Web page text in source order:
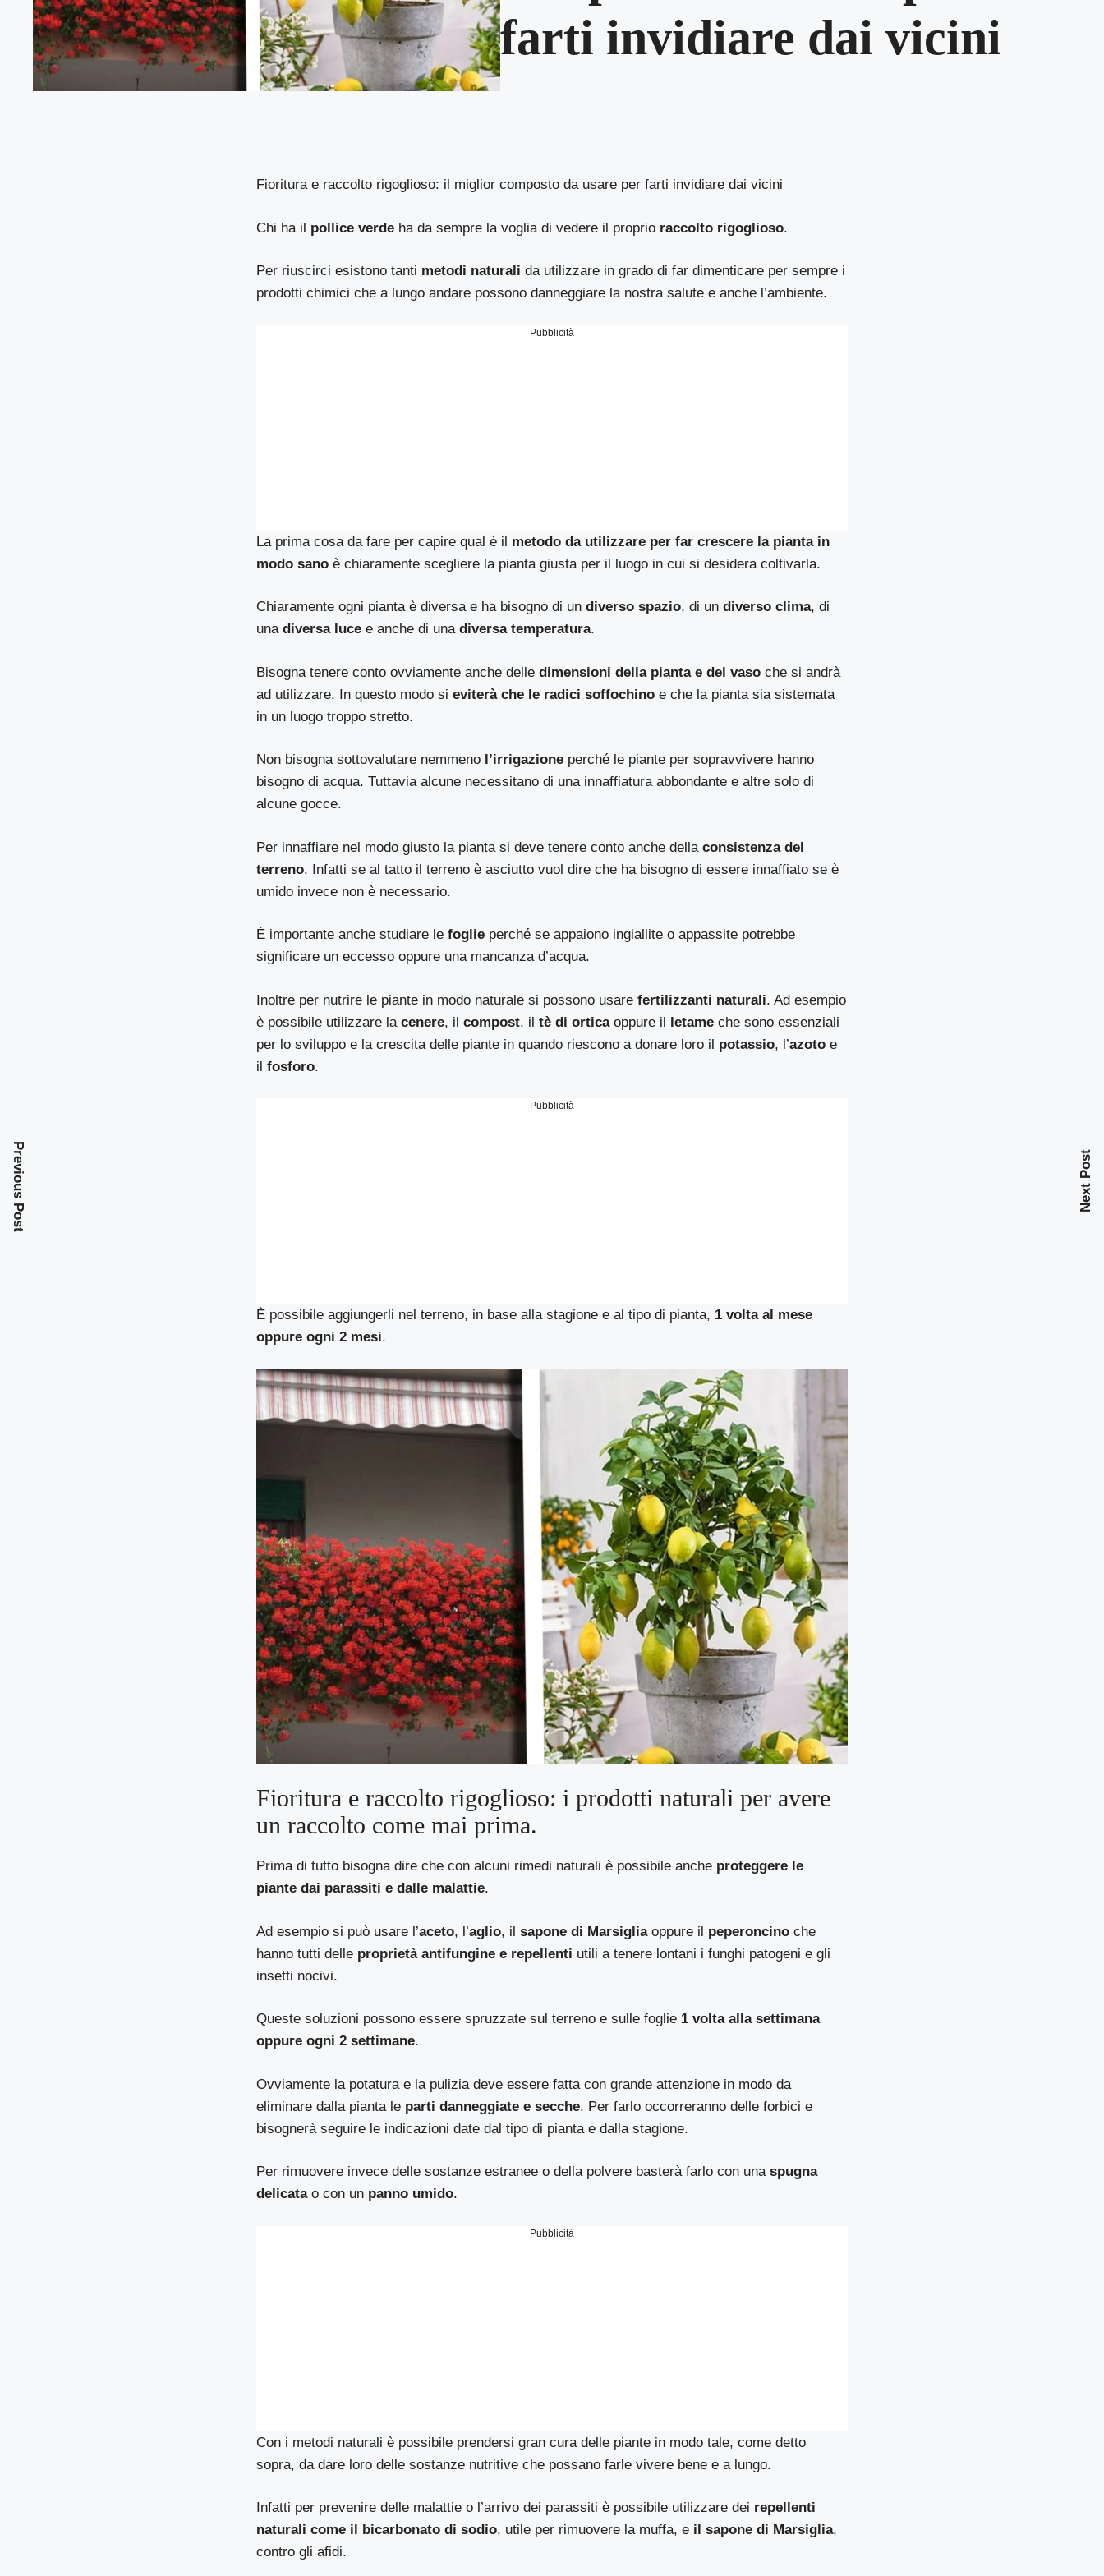
farti invidiare dai vicini
Fioritura e raccolto rigoglioso: il miglior composto da usare per farti invidiare dai vicini
Chi ha il pollice verde ha da sempre la voglia di vedere il proprio raccolto rigoglioso.
Per riuscirci esistono tanti metodi naturali da utilizzare in grado di far dimenticare per sempre i
prodotti chimici che a lungo andare possono danneggiare la nostra salute e anche l’ambiente.
Pubblicità
La prima cosa da fare per capire qual è il metodo da utilizzare per far crescere la pianta in
modo sano è chiaramente scegliere la pianta giusta per il luogo in cui si desidera coltivarla.
Chiaramente ogni pianta è diversa e ha bisogno di undiverso spazio, di un diverso clima, di
unadiversa luce e anche di unadiversa temperatura.
Bisogna tenere conto ovviamente anche delle dimensioni della pianta e del vaso che si andrà
ad utilizzare. In questo modo si eviterà che le radici soffochino e che la pianta sia sistemata
in un luogo troppo stretto.
Non bisogna sottovalutare nemmeno l’irrigazione perché le piante per sopravvivere hanno
bisogno di acqua. Tuttavia alcune necessitano di una innaffiatura abbondante e altre solo di
alcune gocce.
Per innaffiare nel modo giusto la pianta si deve tenere conto anche dellaconsistenza del
terreno. Infatti se al tatto il terreno è asciutto vuol dire che ha bisogno di essere innaffiato se è
umido invece non è necessario.
É importante anche studiare lefoglie perché se appaiono ingiallite o appassite potrebbe
significare un eccesso oppure una mancanza d’acqua.
Inoltre per nutrire le piante in modo naturale si possono usarefertilizzanti naturali. Ad esempio
è possibile utilizzare la cenere, ilcompost, il tè di orticaoppure il letame che sono essenziali
per lo sviluppo e la crescita delle piante in quando riescono a donare loro il potassio, l’azoto e
il fosforo.
Pubblicità
È possibile aggiungerli nel terreno, in base alla stagione e al tipo di pianta, 1 volta al mese
oppure ogni 2 mesi.
Fioritura e raccolto rigoglioso: i prodotti naturali per avere
un raccolto come mai prima.
Prima di tutto bisogna dire che con alcuni rimedi naturali è possibile anche proteggere le
piante dai parassiti e dalle malattie.
Ad esempio si può usare l’aceto, l’aglio, il sapone di Marsigliaoppure il peperoncino che
hanno tutti delle proprietà antifungine e repellenti utili a tenere lontani i funghi patogeni e gli
insetti nocivi.
Queste soluzioni possono essere spruzzate sul terreno e sulle foglie 1 volta alla settimana
oppure ogni 2 settimane.
Ovviamente la potatura e la pulizia deve essere fatta con grande attenzione in modo da
eliminare dalla pianta le parti danneggiate e secche. Per farlo occorreranno delle forbici e
bisognerà seguire le indicazioni date dal tipo di pianta e dalla stagione.
Per rimuovere invece delle sostanze estranee o della polvere basterà farlo con unaspugna
delicatao con un panno umido.
Pubblicità
Con i metodi naturali è possibile prendersi gran cura delle piante in modo tale, come detto
sopra, da dare loro delle sostanze nutritive che possano farle vivere bene e a lungo.
Infatti per prevenire delle malattie o l’arrivo dei parassiti è possibile utilizzare dei repellenti
naturali come il bicarbonato di sodio, utile per rimuovere la muffa, e il sapone di Marsiglia,
contro gli afidi.
Previous Post Next Post